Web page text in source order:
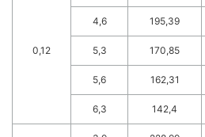
0,12
4,6 195,39
5,3 170,85
5,6 162,31
6,3 142,4